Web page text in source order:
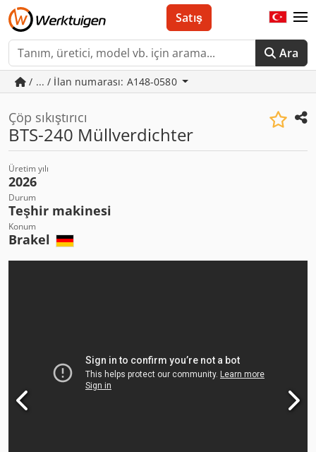
Ara
Satış
/ ... / İlan numarası: A148-0580
Çöp sıkıştırıcı
BTS-240 Müllverdichter
Üretim yılı
2026
Durum
Teşhir makinesi
Konum
Brakel